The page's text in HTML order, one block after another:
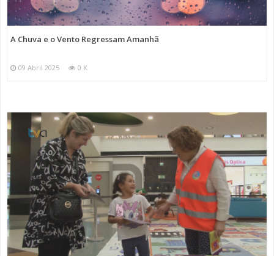
A Chuva e o Vento Regressam Amanhã
09 Abril 2025 0 K